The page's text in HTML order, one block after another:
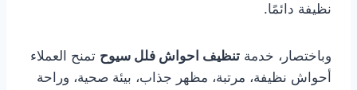
نظيفة دائمًا.
وباختصار، خدمة تنظيف احواش فلل سيوح تمنح العملاء
أحواش نظيفة، مرتبة، مظهر جذاب، بيئة صحية، وراحة